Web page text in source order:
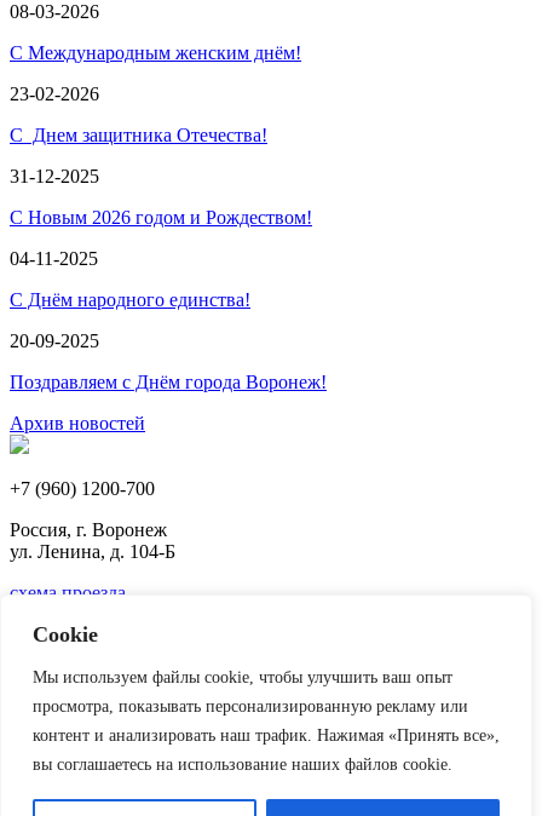
Cookie
Мы используем файлы cookie, чтобы улучшить ваш опыт
просмотра, показывать персонализированную рекламу или
контент и анализировать наш трафик. Нажимая «Принять все»,
вы соглашаетесь на использование наших файлов cookie.
08-03-2026
С Международным женским днём!
23-02-2026
С Днем защитника Отечества!
31-12-2025
С Новым 2026 годом и Рождеством!
04-11-2025
С Днём народного единства!
20-09-2025
Поздравляем с Днём города Воронеж!
Архив новостей
+7 (960) 1200-700
Россия, г. Воронеж
ул. Ленина, д. 104-Б
схема проезда
Доработка сайта
Политика конфиденциальности
МФК Вита
Аренда
Мы помогаем
Партнеры